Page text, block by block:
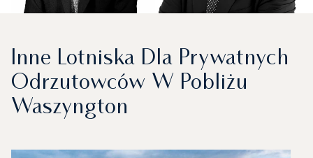
Inne Lotniska Dla Prywatnych
Odrzutowców W Pobliżu
Waszyngton